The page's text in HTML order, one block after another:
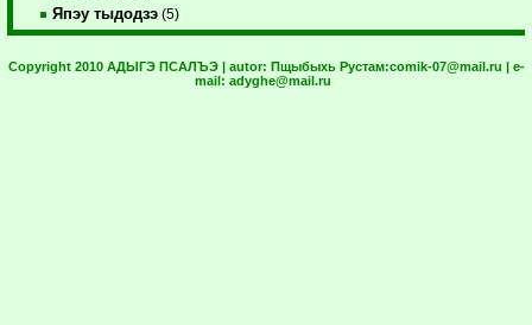
Япэу тыдодзэ (5)
Copyright 2010 АДЫГЭ ПСАЛЪЭ | autor: Пщыбыхь Рустам:comik-07@mail.ru | e-
mail: adyghe@mail.ru